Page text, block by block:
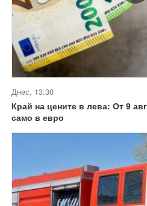
Днес, 13:30
Край на цените в лева: От 9
само в евро